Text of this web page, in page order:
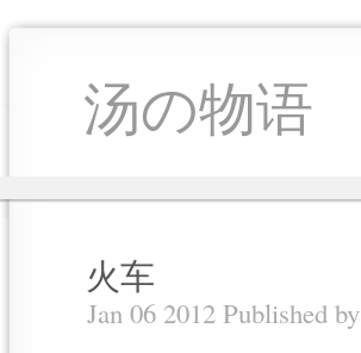
汤の物语
火车
Jan 06 2012 Published by